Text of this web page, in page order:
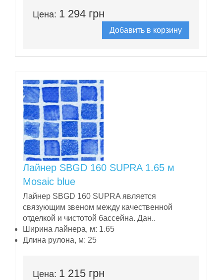
Цена: 1 294 грн
Добавить в корзину
Лайнер SBGD 160 SUPRA 1.65 м
Mosaic blue
Лайнер SBGD 160 SUPRA является
связующим звеном между качественной
отделкой и чистотой бассейна. Дан..
Ширина лайнера, м: 1.65
Длина рулона, м: 25
Цена: 1 215 грн